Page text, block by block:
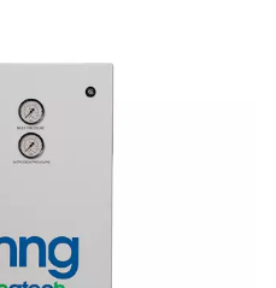
de membrana avançado e
saída de nitrogênio estável
confiabilidade a longo
e